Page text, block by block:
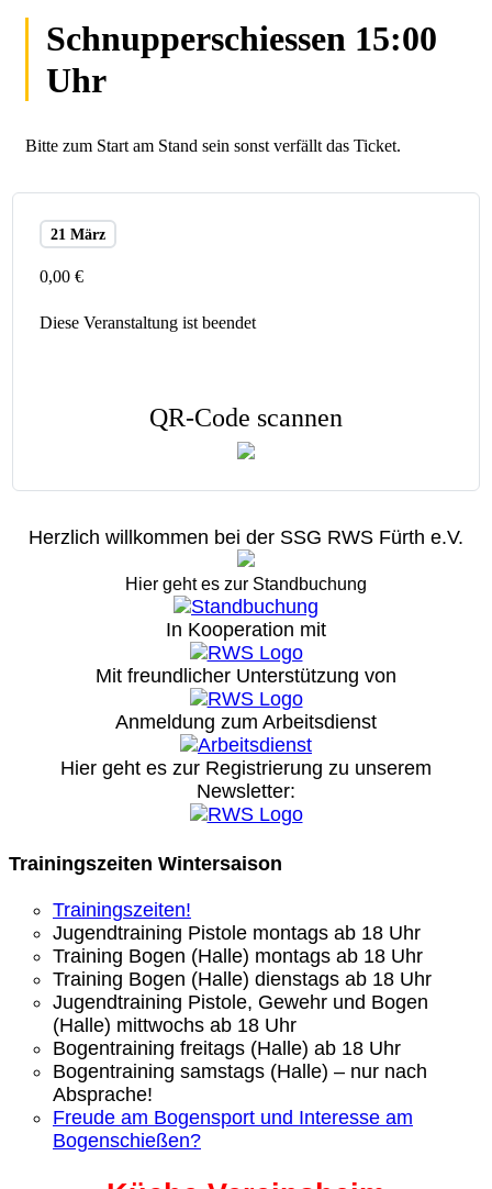
Schnupperschiessen 15:00
Uhr
Bitte zum Start am Stand sein sonst verfällt das Ticket.
21 März
0,00 €
Diese Veranstaltung ist beendet
QR-Code scannen
Herzlich willkommen bei der SSG RWS Fürth e.V.
Hier geht es zur Standbuchung
In Kooperation mit
Mit freundlicher Unterstützung von
Anmeldung zum Arbeitsdienst
Hier geht es zur Registrierung zu unserem
Newsletter:
Trainingszeiten Wintersaison
Trainingszeiten!
Jugendtraining Pistole montags ab 18 Uhr
Training Bogen (Halle) montags ab 18 Uhr
Training Bogen (Halle) dienstags ab 18 Uhr
Jugendtraining Pistole, Gewehr und Bogen
(Halle) mittwochs ab 18 Uhr
Bogentraining freitags (Halle) ab 18 Uhr
Bogentraining samstags (Halle) – nur nach
Absprache!
Freude am Bogensport und Interesse am
Bogenschießen?